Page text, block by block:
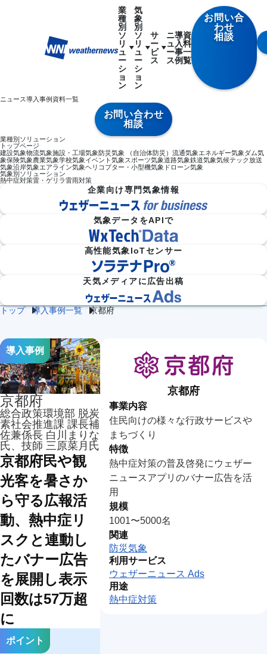
業
種
別
ソ
リ
ュ
ー
シ
ョ
ン
設
気
象
気象
通
気
象
ル
ギ
ー
気
象
気象
気象
農
業
気
象
学
校
気
象
イベ
ント
気象
スポ
ーツ
気象
道
路
気
象
鉄
道
気
象
岸
気
象
エ
ア
ラ
イ
ン
気
タ
気
象
別
ソ
リ
ュ
ー
シ
ョ
ン
策
策
サ
ー
ビ
ス
企業向け専門気象情報
ニ
ュ
ー
ス
導
入
事
例
資
料
一
覧
お問い合
わせ
相談
ニュース導入事例資料一覧
お問い合わせ
相談
業種別ソリューション
トップページ
建設気象物流気象施設・工場気象防災気象 （自治体防災） 流通気象エネルギー気象ダム気
象保険気象農業気象学校気象イベント気象スポーツ気象道路気象鉄道気象気候テック放送
気象沿岸気象エアライン気象ヘリコプター・小型機気象 ドローン気象
気象別ソリューション
熱中症対策雷・ゲリラ雷雨対策
企業向け専門気象情報
気象データをAPIで
高性能気象IoTセンサー
天気メディアに広告出稿
トップ 導入事例一覧 京都府
導入事例
京都府
総合政策環境部 脱炭
素社会推進課 課長補
佐兼係長 白川まりな
氏、技師 三原菜月氏
京都府民や観
光客を暑さか
ら守る広報活
動、熱中症リ
スクと連動し
たバナー広告
を展開し表示
回数は57万超
に
ポイント
京都府
事業内容
住民向けの様々な行政サービスや
まちづくり
特徴
熱中症対策の普及啓発にウェザー
ニュースアプリのバナー広告を活
用
規模
1001〜5000名
関連
防災気象
利用サービス
ウェザーニュース Ads
用途
熱中症対策